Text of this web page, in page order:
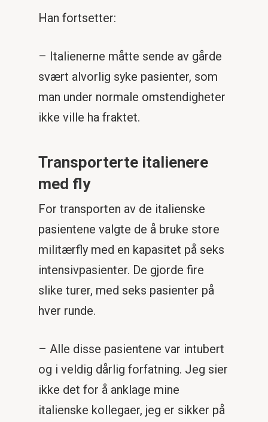
Han fortsetter:
– Italienerne måtte sende av gårde
svært alvorlig syke pasienter, som
man under normale omstendigheter
ikke ville ha fraktet.
Transporterte italienere
med fly
For transporten av de italienske
pasientene valgte de å bruke store
militærfly med en kapasitet på seks
intensivpasienter. De gjorde fire
slike turer, med seks pasienter på
hver runde.
– Alle disse pasientene var intubert
og i veldig dårlig forfatning. Jeg sier
ikke det for å anklage mine
italienske kollegaer, jeg er sikker på